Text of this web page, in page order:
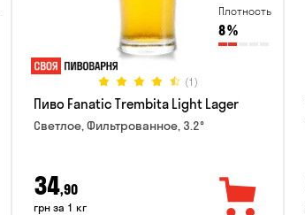
Плотность
8%
(1)
Пиво Fanatic Trembita Light Lager
Светлое, Фильтрованное, 3.2°
34,90
грн за 1 кг